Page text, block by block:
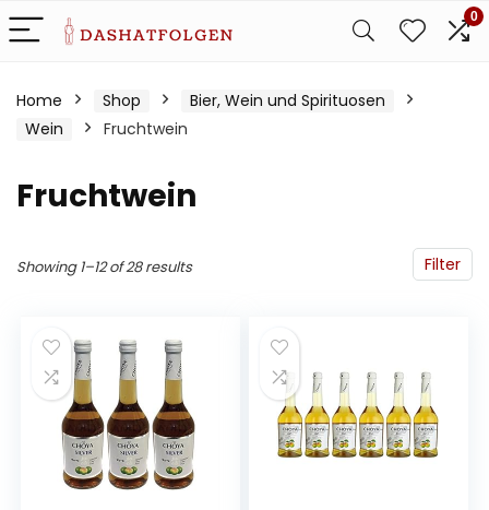
0
Home Shop
Bier, Wein und Spirituosen
Wein
Fruchtwein
Fruchtwein
Filter
Showing 1–12 of 28 results